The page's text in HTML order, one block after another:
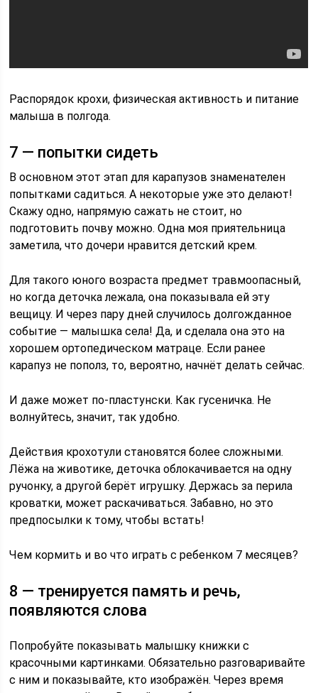
Распорядок крохи, физическая активность и питание
малыша в полгода.
7 — попытки сидеть
В основном этот этап для карапузов знаменателен
попытками садиться. А некоторые уже это делают!
Скажу одно, напрямую сажать не стоит, но
подготовить почву можно. Одна моя приятельница
заметила, что дочери нравится детский крем.
Для такого юного возраста предмет травмоопасный,
но когда деточка лежала, она показывала ей эту
вещицу. И через пару дней случилось долгожданное
событие ― малышка села! Да, и сделала она это на
хорошем ортопедическом матраце. Если ранее
карапуз не пополз, то, вероятно, начнёт делать сейчас.
И даже может по-пластунски. Как гусеничка. Не
волнуйтесь, значит, так удобно.
Действия крохотули становятся более сложными.
Лёжа на животике, деточка облокачивается на одну
ручонку, а другой берёт игрушку. Держась за перила
кроватки, может раскачиваться. Забавно, но это
предпосылки к тому, чтобы встать!
Чем кормить и во что играть с ребенком 7 месяцев?
8 — тренируется память и речь,
появляются слова
Попробуйте показывать малышку книжки с
красочными картинками. Обязательно разговаривайте
с ним и показывайте, кто изображён. Через время